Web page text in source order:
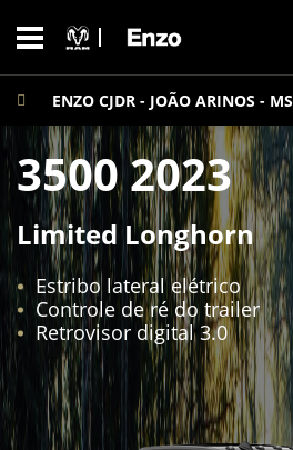
ENZO CJDR - JOÃO ARINOS - MS
3500 2023
Limited Longhorn
Estribo lateral elétrico
Controle de ré do trailer
Retrovisor digital 3.0